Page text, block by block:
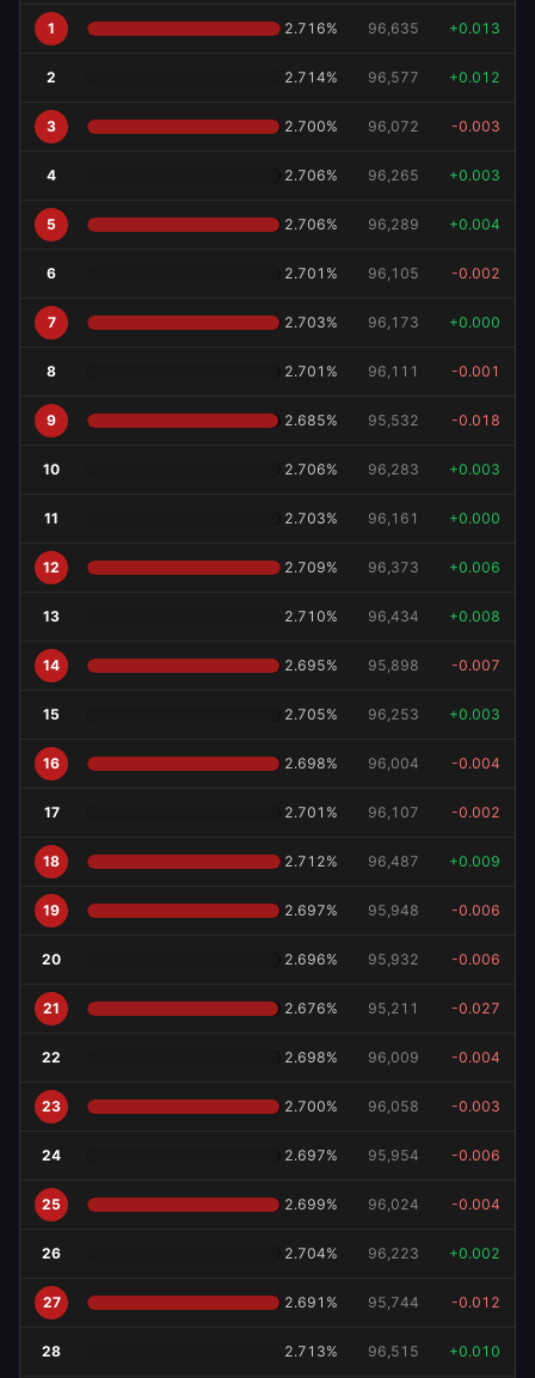
1 2.716% 96,635 +0.013
2 2.714% 96,577 +0.012
3 2.700% 96,072 -0.003
4 2.706% 96,265 +0.003
5 2.706% 96,289 +0.004
6 2.701 % 96,105 -0.002
7 2.703% 96,173 +0.000
8 2.701 % 96,111 -0.001
9 2.685% 95,532 -0.018
10 2.706% 96,283 +0.003
11 2.703% 96,161 +0.000
12 2.709% 96,373 +0.006
13 2.710% 96,434 +0.008
14 2.695% 95,898 -0.007
15 2.705% 96,253 +0.003
16 2.698% 96,004 -0.004
17 2.701 % 96,107 -0.002
18 2.712% 96,487 +0.009
19 2.697% 95,948 -0.006
20 2.696% 95,932 -0.006
21 2.676% 95,211 -0.027
22 2.698% 96,009 -0.004
23 2.700% 96,058 -0.003
24 2.697% 95,954 -0.006
25 2.699% 96,024 -0.004
26 2.704% 96,223 +0.002
27 2.691 % 95,744 -0.012
28 2.713% 96,515 +0.010